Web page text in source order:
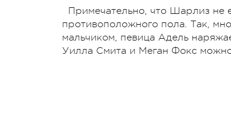
Примечательно, что Шарлиз не
противоположного пола. Так,
мальчиком, певица Адель
Уилла Смита и Меган Фокс